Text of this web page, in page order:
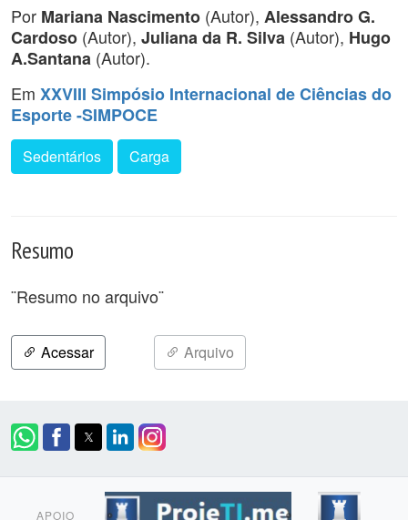
Por Mariana Nascimento (Autor), Alessandro G.
Cardoso (Autor), Juliana da R. Silva (Autor), Hugo
A.Santana (Autor).
Em XXVIII Simpósio Internacional de Ciências do
Esporte -SIMPOCE
Sedentários Carga
Resumo
¨Resumo no arquivo¨
Acessar Arquivo
APOIO